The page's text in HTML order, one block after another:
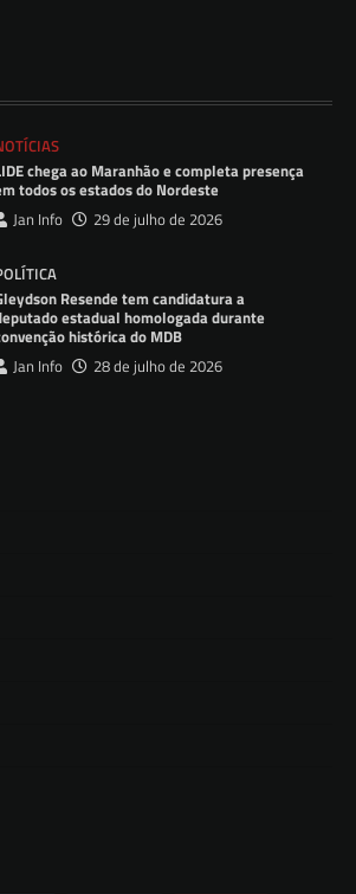
chega ao Maranhão e completa presença
todos os estados do Nordeste
Jan Info 29 de julho de 2026
Resende tem candidatura a
estadual homologada durante
histórica do MDB
Jan Info 28 de julho de 2026